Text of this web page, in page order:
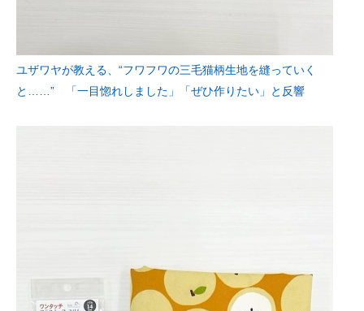
ユザワヤが教える、“フワフワの三毛猫柄生地を縫っていく
と……” 「一目惚れしました」「ぜひ作りたい」と反響